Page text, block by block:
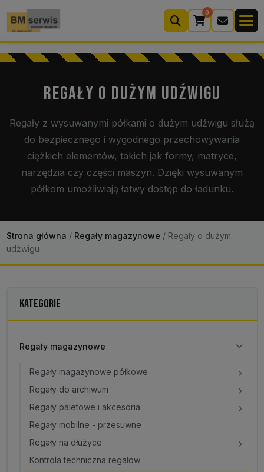
0
Wyszukiwarka
produktów
Kontakt 22 633 33 11
REGAŁY O DUŻYM UDŹWIGU
Regały z wysuwanymi półkami o dużym udźwigu służą
do bezpiecznego i wygodnego przechowywania
ciężkich elementów, takich jak formy, matryce,
narzędzia czy części maszyn. Dzięki wysuwanym
półkom umożliwiają łatwy dostęp do ładunku.
Strona główna / Regały magazynowe /Regały o dużym
udźwigu
KATEGORIE
Regały magazynowe
Regały magazynowe półkowe
Regały do archiwum
Regały paletowe i akcesoria
Regały mobilne - przesuwne
Regały na dłużyce
Kontrola techniczna regałów